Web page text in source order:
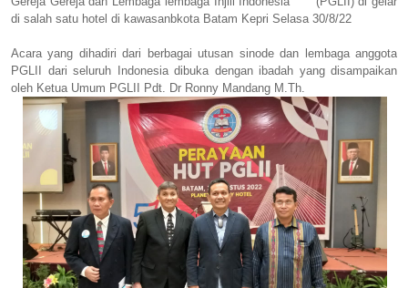
di salah satu hotel di kawasanbkota Batam Kepri Selasa 30/8/22
Acara yang dihadiri dari berbagai utusan sinode dan lembaga anggota
PGLII dari seluruh Indonesia dibuka dengan ibadah yang disampaikan
oleh Ketua Umum PGLII Pdt. Dr Ronny Mandang M.Th.